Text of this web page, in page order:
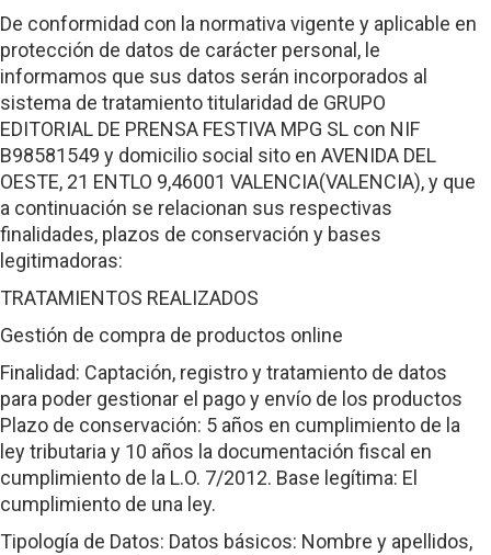
De conformidad con la normativa vigente y aplicable en
protección de datos de carácter personal, le
informamos que sus datos serán incorporados al
sistema de tratamiento titularidad de GRUPO
EDITORIAL DE PRENSA FESTIVA MPG SL con NIF
B98581549 y domicilio social sito en AVENIDA DEL
OESTE, 21 ENTLO 9,46001 VALENCIA(VALENCIA), y que
a continuación se relacionan sus respectivas
finalidades, plazos de conservación y bases
legitimadoras:
TRATAMIENTOS REALIZADOS
Gestión de compra de productos online
Finalidad: Captación, registro y tratamiento de datos
para poder gestionar el pago y envío de los productos
Plazo de conservación: 5 años en cumplimiento de la
ley tributaria y 10 años la documentación fiscal en
cumplimiento de la L.O. 7/2012. Base legítima: El
cumplimiento de una ley.
Tipología de Datos: Datos básicos: Nombre y apellidos,